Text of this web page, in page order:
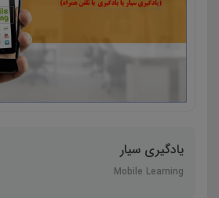
یادگیری سیار
Mobile Learning